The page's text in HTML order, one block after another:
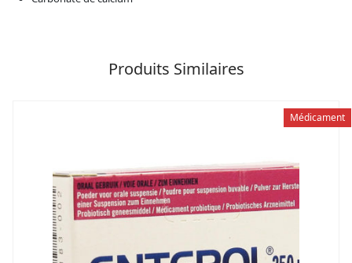
Produits Similaires
Médicament